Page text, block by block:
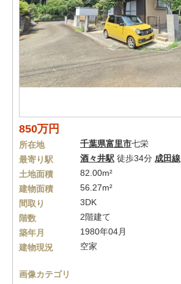
850万円
所在地 千葉県富里市七栄
最寄り駅
酒々井駅 徒歩34分 成田線
土地面積
82.00m²
建物面積
56.27m²
間取り
3DK
階数
2階建て
築年月
1980年04月
建物現況
空家
画像カテゴリ